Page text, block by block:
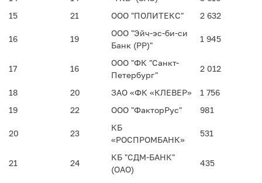
15
21 ООО "ПОЛИТЕКС" 2 632
16 19
ООО "Эйч-эс-би-си
Банк (РР)"
1 945
17 16
ООО "ФК "Санкт-
Петербург"
2 012
18 20 ЗАО «ФК «КЛЕВЕР»
1 756
19
22 ООО "ФакторРус" 981
20 23
КБ
«РОСПРОМБАНК»
531
21 24
КБ "СДМ-БАНК"
(ОАО)
435